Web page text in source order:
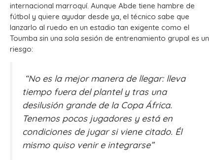
internacional marroquí. Aunque Abde tiene hambre de
fútbol y quiere ayudar desde ya, el técnico sabe que
lanzarlo al ruedo en un estadio tan exigente como el
Toumba sin una sola sesión de entrenamiento grupal es un
riesgo:
“No es la mejor manera de llegar: lleva
tiempo fuera del plantel y tras una
desilusión grande de la Copa África.
Tenemos pocos jugadores y está en
condiciones de jugar si viene citado. Él
mismo quiso venir e integrarse”